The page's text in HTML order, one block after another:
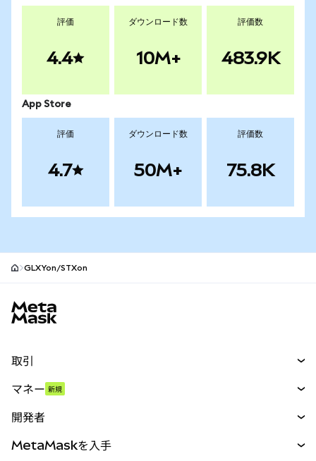
評価
4.4
ダウンロード数
10M+
評価数
483.9K
App Store
評価
4.7
ダウンロード数
50M+
評価数
75.8K
GLXYon/STXon
取引
パーペチュアル
RWA
マネー 新規
開発者
MetaMaskを入手